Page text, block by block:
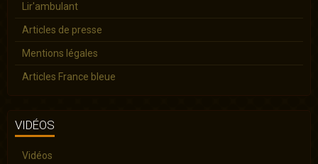
Lir'ambulant
Articles de presse
Mentions légales
Articles France bleue
VIDÉOS
Vidéos